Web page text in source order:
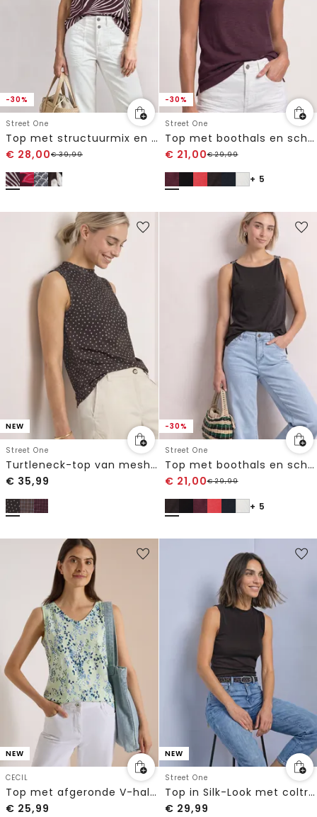
-30%
Street One
Top met structuurmix en gehaakte details
€ 28,00€39,99
-30%
Street One
Top met boothals en schouderdetail
€ 21,00€29,99
+ 5
NEW
Street One
Turtleneck-top van mesh met print
€ 35,99
-30%
Street One
Top met boothals en schouderdetail
€ 21,00€29,99
+ 5
NEW
CECIL
Top met afgeronde V-hals en print
€ 25,99
NEW
Street One
Top in Silk-Look met coltrui
€ 29,99